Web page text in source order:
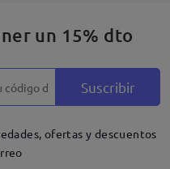
un 15% dto
Suscribir
ofertas y descuentos